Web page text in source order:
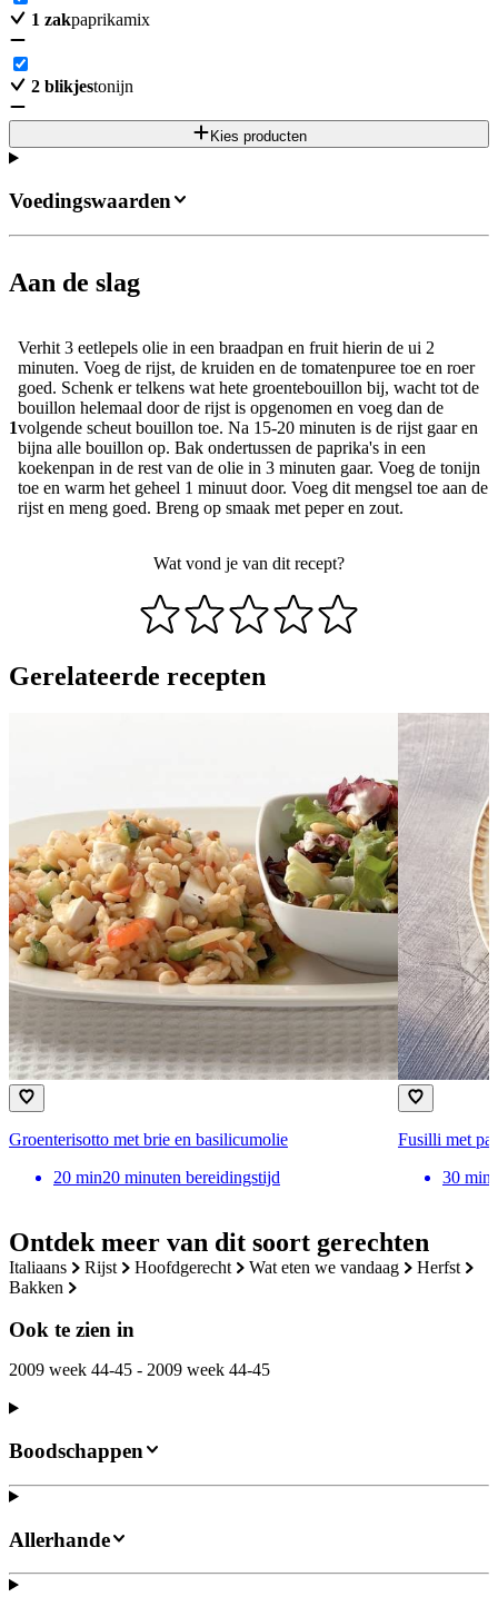
1 zakpaprikamix
2 blikjestonijn
Kies producten
Ontdek meer van dit soort gerechten
italiaans rijst hoofdgerecht wat eten we vandaag
herfst
bakken
Ook te zien in
2009 week 44-45 - 2009 week 44-45
Aan de slag
1
Verhit 3 eetlepels olie in een braadpan en fruit hierin de ui 2
minuten. Voeg de rijst, de kruiden en de tomatenpuree toe en roer
goed. Schenk er telkens wat hete groentebouillon bij, wacht tot de
bouillon helemaal door de rijst is opgenomen en voeg dan de
volgende scheut bouillon toe. Na 15-20 minuten is de rijst gaar en
bijna alle bouillon op. Bak ondertussen de paprika's in een
koekenpan in de rest van de olie in 3 minuten gaar. Voeg de tonijn
toe en warm het geheel 1 minuut door. Voeg dit mengsel toe aan de
rijst en meng goed. Breng op smaak met peper en zout.
Wat vond je van dit recept?
Voedingswaarden
Gerelateerde recepten
Groenterisotto met brie en basilicumolie
20 min20 minuten bereidingstijd
Fusilli met
30 min
Boodschappen
Allerhande